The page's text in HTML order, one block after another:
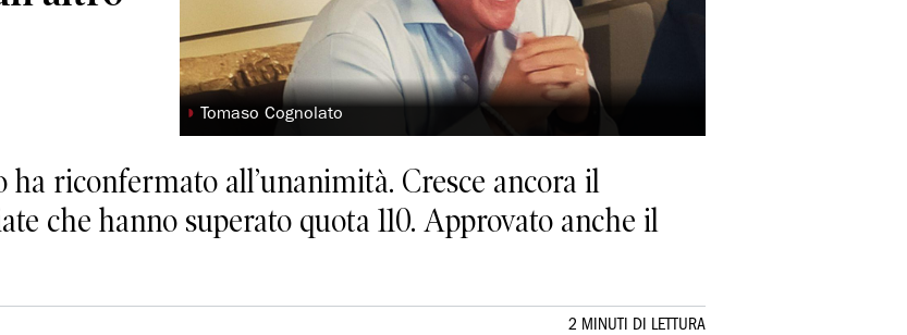
◗ Tomaso Cognolato
ha riconfermato all’unanimità. Cresce ancora il
che hanno superato quota 110. Approvato anche il
2 MINUTI DI LETTURA